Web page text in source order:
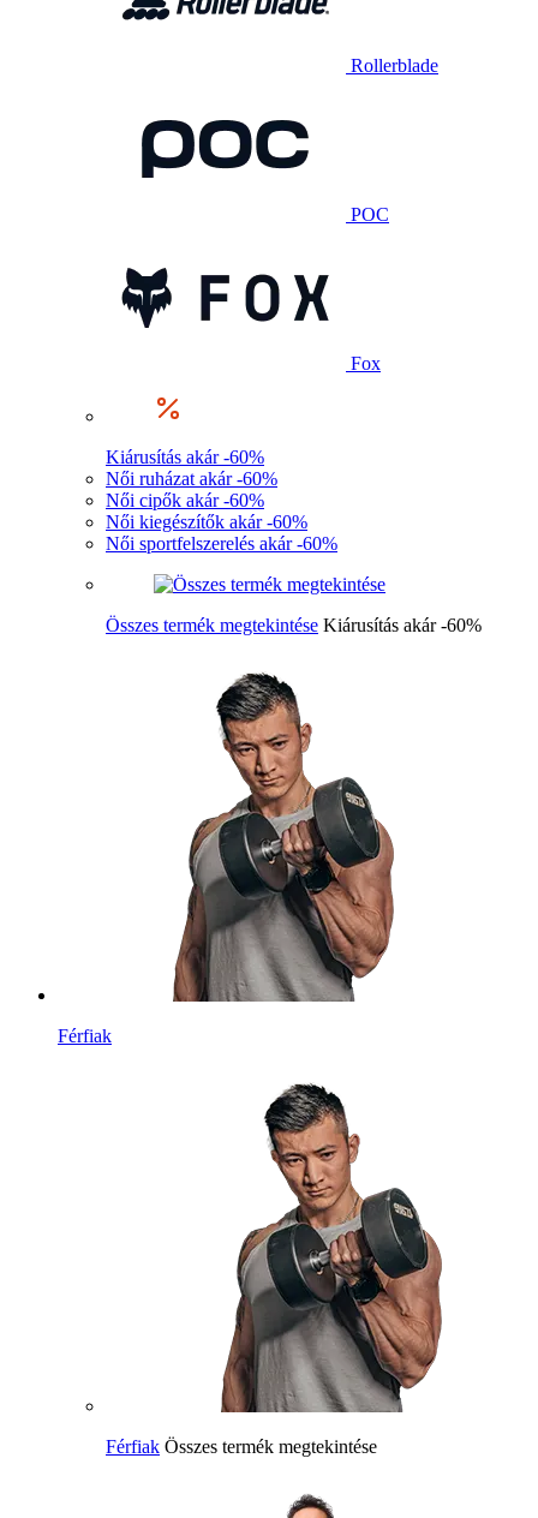
Rollerblade
POC
Fox
Kiárusítás akár -60%
Női ruházat akár -60%
Női cipők akár -60%
Női kiegészítők akár -60%
Női sportfelszerelés akár -60%
Összes termék megtekintése Kiárusítás akár -60%
Férfiak
Férfiak Összes termék megtekintése